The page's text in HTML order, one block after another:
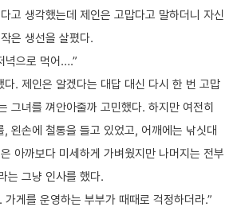
고 생각했는데 제인은 고맙다고 말하더니 자신
은 생선을 살폈다.
녁으로 먹어….”
다. 제인은 알겠다는 대답 대신 다시 한 번 고맙
그녀를 껴안아줄까 고민했다. 하지만 여전히
왼손에 철통을 들고 있었고, 어깨에는 낚싯대
아까보다 미세하게 가벼웠지만 나머지는 전부
는 그냥 인사를 했다.
게를 운영하는 부부가 때때로 걱정하더라.”